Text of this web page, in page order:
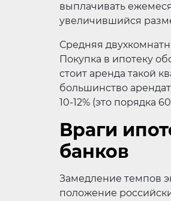
выплачивать
увеличившийся
Средняя
Покупка в ипотеку
стоит аренда такой
большинство
10-12% (это порядка
Враги
банков
Замедление темпов
положение